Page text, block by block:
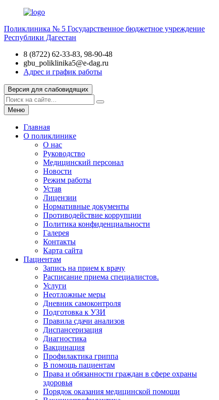
Поликлиника № 5 Государственное бюджетное учреждение
Республики Дагестан
8 (8722) 62-33-83, 98-90-48
gbu_poliklinika5@e-dag.ru
Адрес и график работы
Версия для слабовидящих
Меню
Главная
О поликлинике
О нас
Руководство
Медицинский персонал
Новости
Режим работы
Устав
Лицензии
Нормативные документы
Противодействие коррупции
Политика конфиденциальности
Галерея
Контакты
Карта сайта
Пациентам
Запись на прием к врачу
Расписание приема специалистов.
Услуги
Неотложные меры
Дневник самоконтроля
Подготовка к УЗИ
Правила сдачи анализов
Диспансеризация
Диагностика
Вакцинация
Профилактика гриппа
В помощь пациентам
Права и обязанности граждан в сфере охраны
здоровья
Порядок оказания медицинской помощи